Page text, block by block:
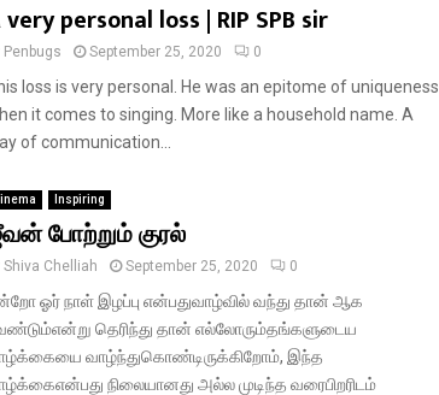
personal loss | RIP SPB sir
Penbugs September 25, 2020 0
loss is very personal. He was an epitome of uniqueness
it comes to singing. More like a household name. A
of communication...
Inspiring
போற்றும் குரல்
Shiva Chelliah September 25, 2020 0
ஓர் நாள் இழப்பு என்பதுவாழ்வில் வந்து தான் ஆக
தெரிந்து தான் எல்லோரும்தங்களுடைய
வாழ்ந்துகொண்டிருக்கிறோம், இந்த
நிலையானது அல்ல முடிந்த வரைபிறரிடம்